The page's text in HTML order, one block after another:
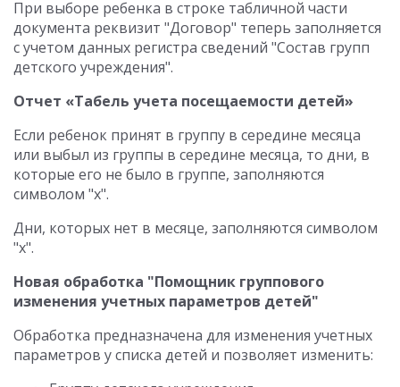
При выборе ребенка в строке табличной части
документа реквизит "Договор" теперь заполняется
с учетом данных регистра сведений "Состав групп
детского учреждения".
Отчет «Табель учета посещаемости детей»
Если ребенок принят в группу в середине месяца
или выбыл из группы в середине месяца, то дни, в
которые его не было в группе, заполняются
символом "х".
Дни, которых нет в месяце, заполняются символом
"х".
Новая обработка "Помощник группового
изменения учетных параметров детей"
Обработка предназначена для изменения учетных
параметров у списка детей и позволяет изменить: